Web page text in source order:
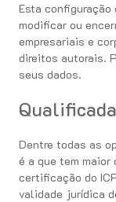
Esta
modificar ou
empresariais e
direitos autorais.
seus dados.
Qualificada
Dentre todas as
é a que tem
certificação do
validade jurídica